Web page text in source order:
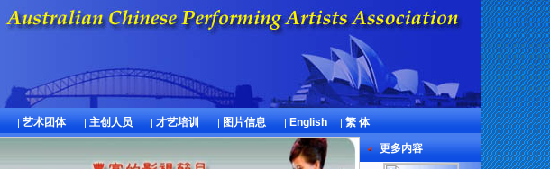
|艺术团体 |主创人员 |才艺培训 |图片信息 |English |繁 体
更多内容